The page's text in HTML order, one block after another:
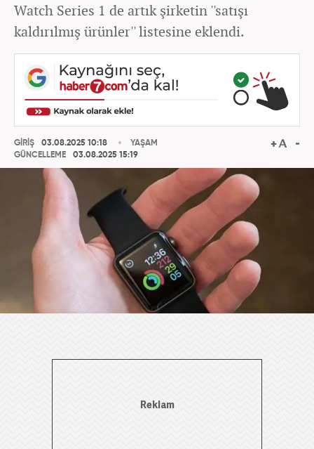
Watch Series 1 de artık şirketin ''satışı
kaldırılmış ürünler'' listesine eklendi.
GİRİŞ
03.08.2025 10:18
GÜNCELLEME
03.08.2025 15:19
YAŞAM